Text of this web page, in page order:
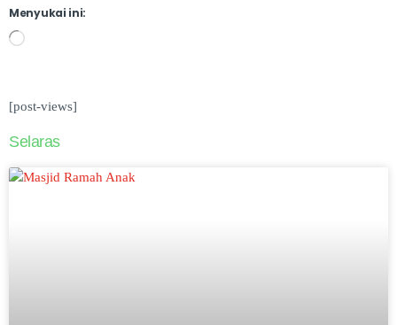
Menyukai ini:
[post-views]
Selaras